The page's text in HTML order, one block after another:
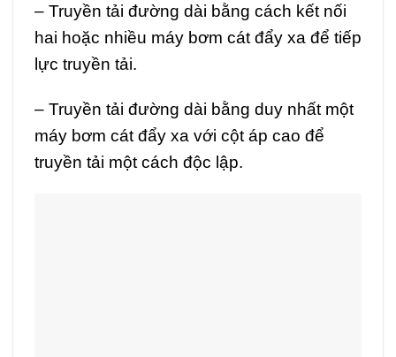
– Truyền tải đường dài bằng cách kết nối
hai hoặc nhiều máy bơm cát đẩy xa để tiếp
lực truyền tải.
– Truyền tải đường dài bằng duy nhất một
máy bơm cát đẩy xa với cột áp cao để
truyền tải một cách độc lập.